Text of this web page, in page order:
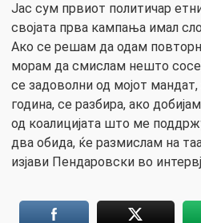
Јас сум првиот политичар
својата прва кампања имал
Ако се решам да одам
морам да смислам нешто
се задоволни од мојот
година, се разбира, ако
од коалицијата што ме
два обида, ќе размислам на
изјави Пендаровски во